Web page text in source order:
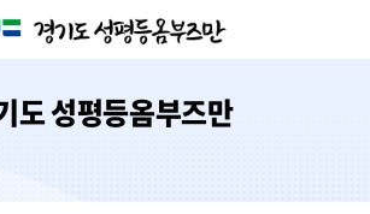
도 성평등옴부즈만